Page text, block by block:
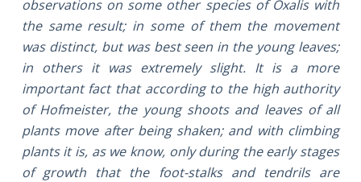
observations on some other species of Oxalis with
the same result; in some of them the movement
was distinct, but was best seen in the young leaves;
in others it was extremely slight. It is a more
important fact that according to the high authority
of Hofmeister, the young shoots and leaves of all
plants move after being shaken; and with climbing
plants it is, as we know, only during the early stages
of growth that the foot-stalks and tendrils are